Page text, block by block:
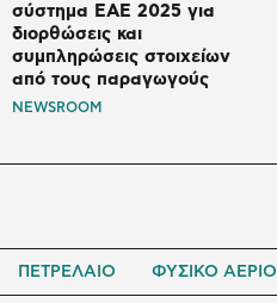
σύστημα ΕΑΕ 2025 για
διορθώσεις και
συμπληρώσεις στοιχείων
από τους παραγωγούς
NEWSROOM
ΠΕΤΡΕΛΑΙΟ ΦΥΣΙΚΟ ΑΕΡΙΟ